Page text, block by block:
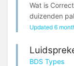
Wat is
duizenden
Updated 6
BDS Types